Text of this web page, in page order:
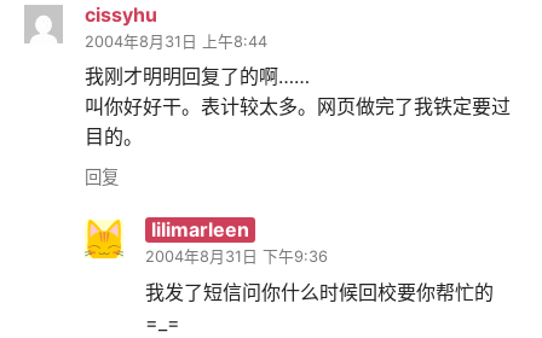
cissyhu
2004年8月31日 上午8:44
我刚才明明回复了的啊……
叫你好好干。表计较太多。网页做完了我铁定要过
目的。
回复
lilimarleen
2004年8月31日 下午9:36
我发了短信问你什么时候回校要你帮忙的
=_=